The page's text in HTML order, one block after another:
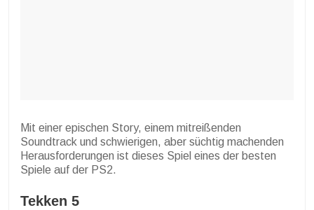
Mit einer epischen Story, einem mitreißenden
Soundtrack und schwierigen, aber süchtig machenden
Herausforderungen ist dieses Spiel eines der besten
Spiele auf der PS2.
Tekken 5